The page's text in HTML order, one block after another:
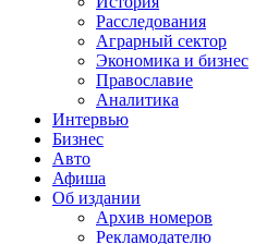
Расследования
Аграрный сектор
Экономика и бизнес
Православие
Аналитика
Интервью
Бизнес
Авто
Афиша
Об издании
Архив номеров
Рекламодателю